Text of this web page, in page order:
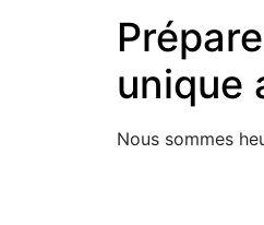
unique
Nous sommes